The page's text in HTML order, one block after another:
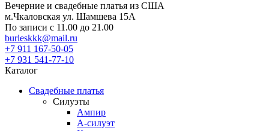
Вечерние и свадебные платья из США
м.Чкаловская ул. Шамшева 15А
По записи с 11.00 до 21.00
burleskkk@mail.ru
+7 911 167-50-05
+7 931 541-77-10
Каталог
Свадебные платья
Силуэты
Ампир
А-силуэт